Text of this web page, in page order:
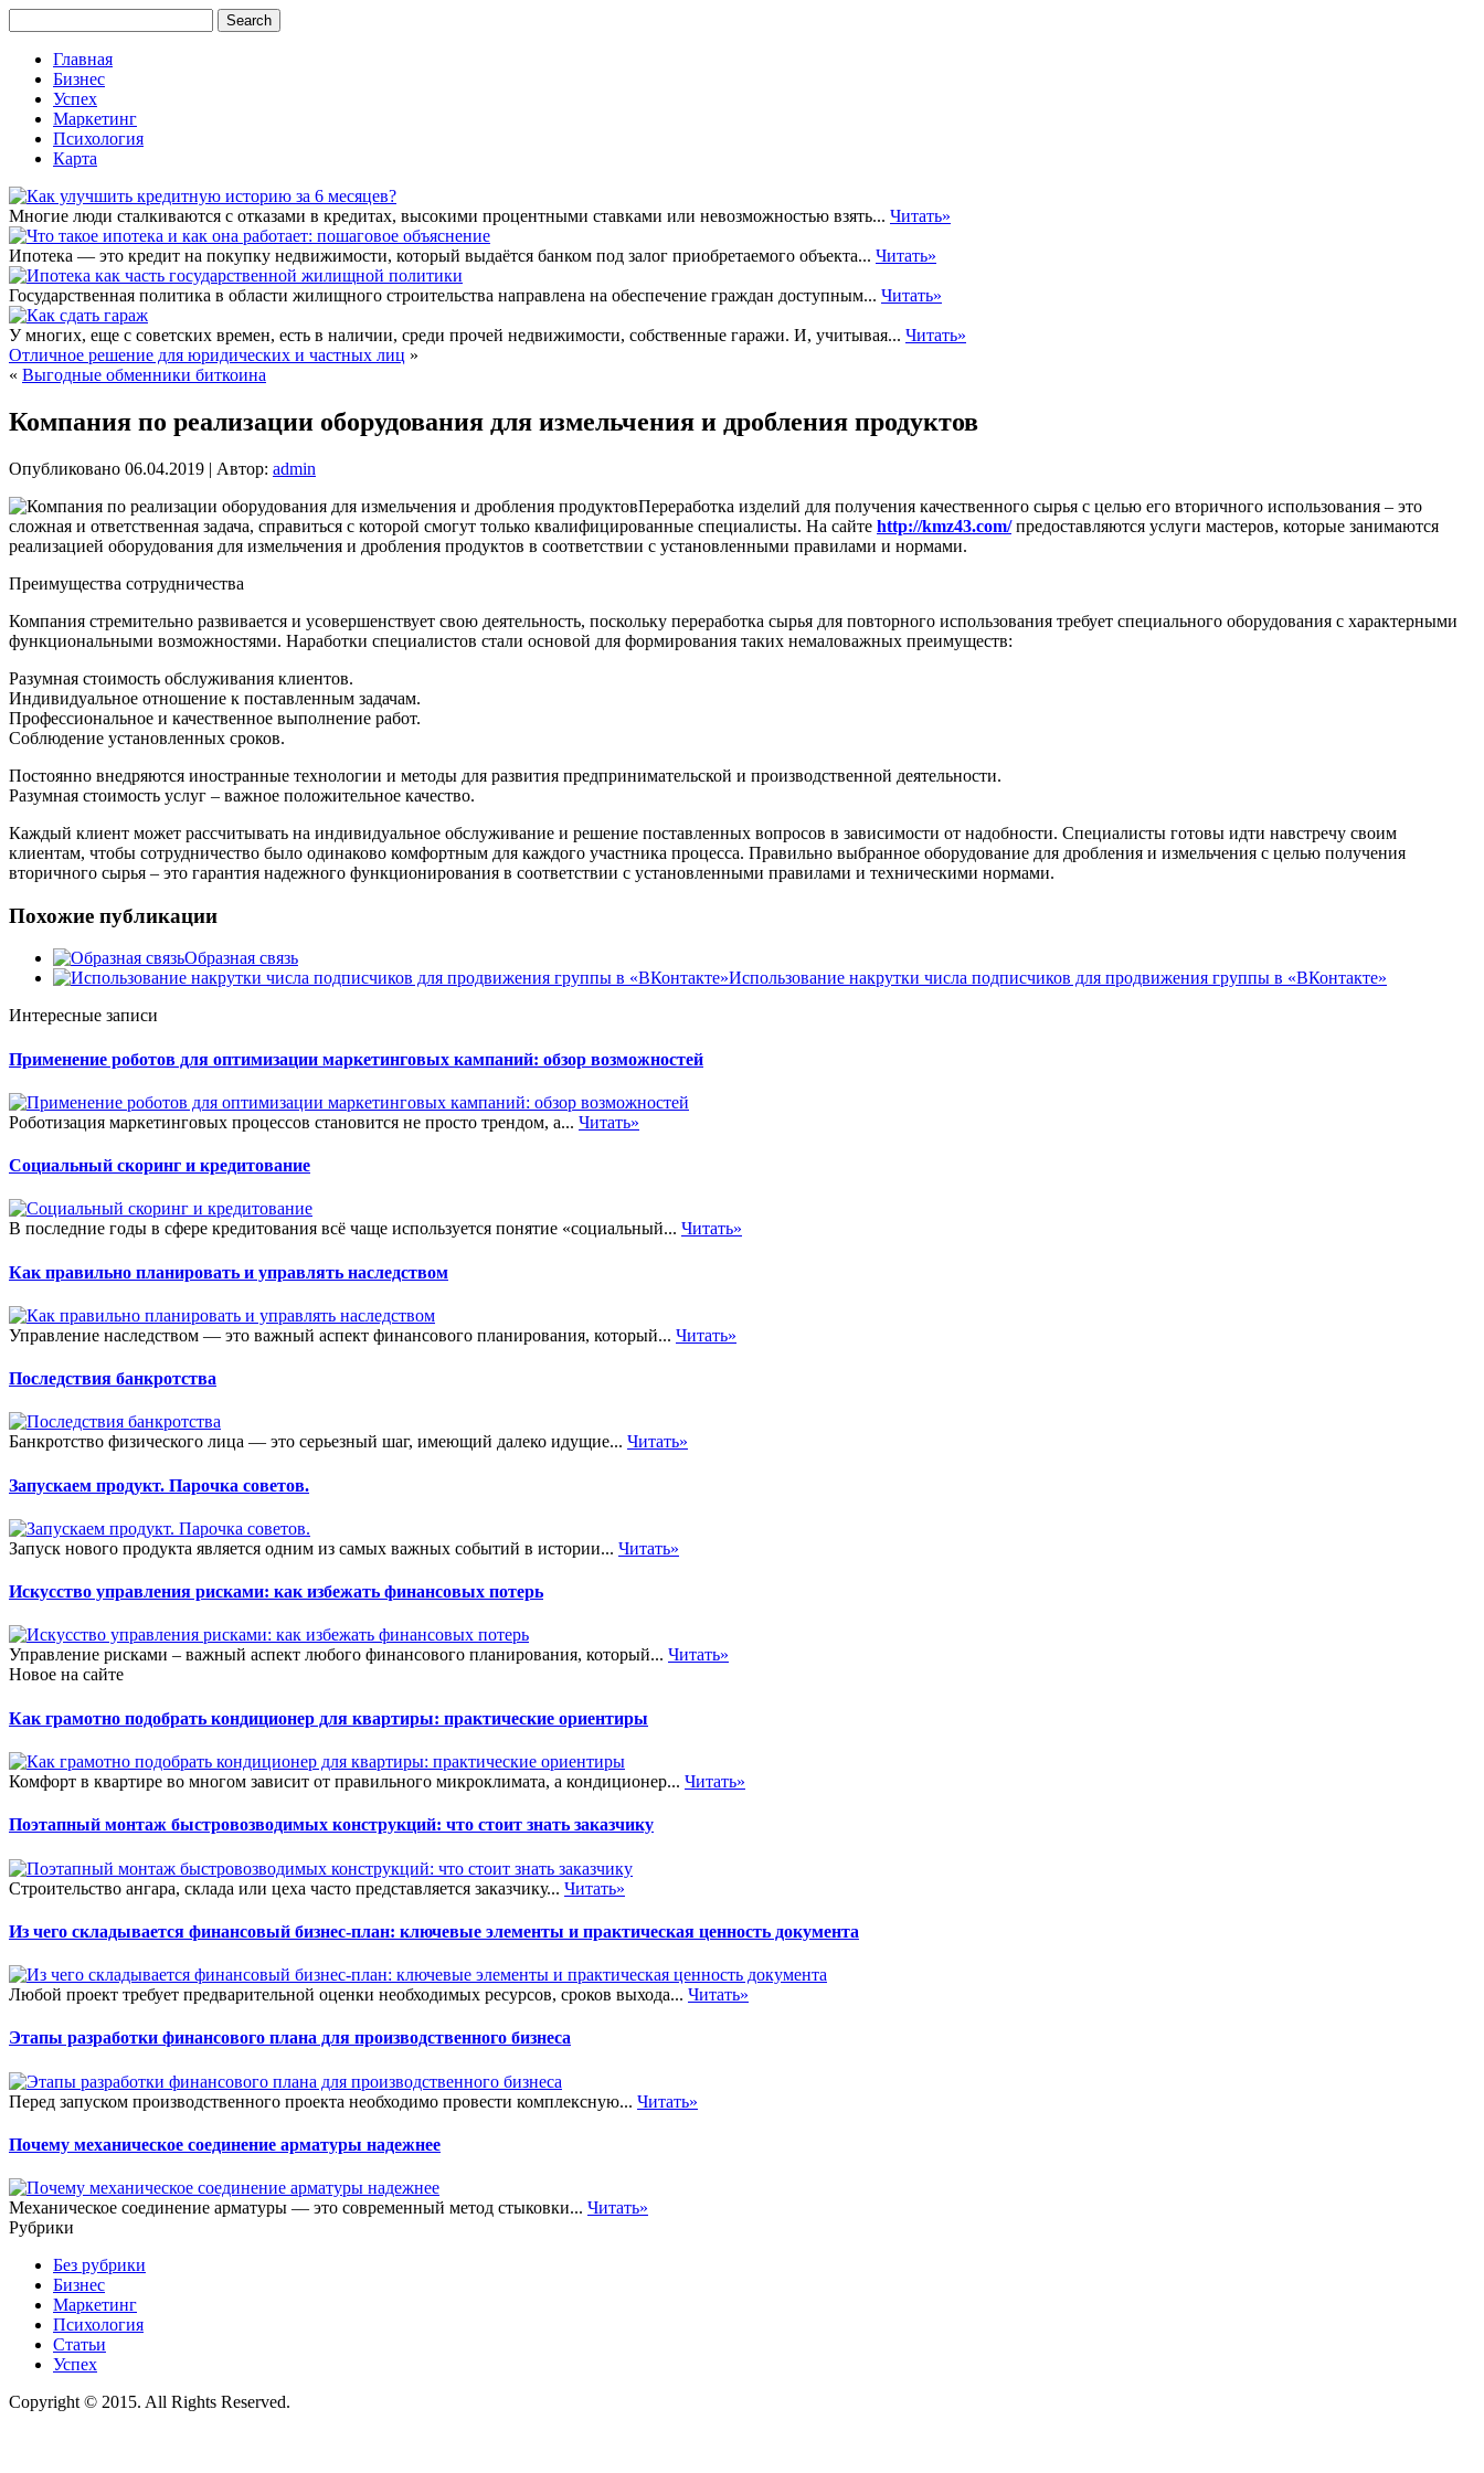
Главная
Бизнес
Успех
Маркетинг
Психология
Карта
Многие люди сталкиваются с отказами в кредитах, высокими процентными ставками или невозможностью взять... Читать»
Ипотека — это кредит на покупку недвижимости, который выдаётся банком под залог приобретаемого объекта... Читать»
Государственная политика в области жилищного строительства направлена на обеспечение граждан доступным... Читать»
У многих, еще с советских времен, есть в наличии, среди прочей недвижимости, собственные гаражи. И, учитывая... Читать»
Отличное решение для юридических и частных лиц »
« Выгодные обменники биткоина
Компания по реализации оборудования для измельчения и дробления продуктов
Опубликовано 06.04.2019 | Автор: admin
Переработка изделий для получения качественного сырья с целью его вторичного использования – это
сложная и ответственная задача, справиться с которой смогут только квалифицированные специалисты. На сайте http://kmz43.com/предоставляются услуги мастеров, которые занимаются
реализацией оборудования для измельчения и дробления продуктов в соответствии с установленными правилами и нормами.
Преимущества сотрудничества
Компания стремительно развивается и усовершенствует свою деятельность, поскольку переработка сырья для повторного использования требует специального оборудования с характерными
функциональными возможностями. Наработки специалистов стали основой для формирования таких немаловажных преимуществ:
Разумная стоимость обслуживания клиентов.
Индивидуальное отношение к поставленным задачам.
Профессиональное и качественное выполнение работ.
Соблюдение установленных сроков.
Постоянно внедряются иностранные технологии и методы для развития предпринимательской и производственной деятельности.
Разумная стоимость услуг – важное положительное качество.
Каждый клиент может рассчитывать на индивидуальное обслуживание и решение поставленных вопросов в зависимости от надобности. Специалисты готовы идти навстречу своим
клиентам, чтобы сотрудничество было одинаково комфортным для каждого участника процесса. Правильно выбранное оборудование для дробления и измельчения с целью получения
вторичного сырья – это гарантия надежного функционирования в соответствии с установленными правилами и техническими нормами.
Похожие публикации
Образная связь
Использование накрутки числа подписчиков для продвижения группы в «ВКонтакте»
Интересные записи
Применение роботов для оптимизации маркетинговых кампаний: обзор возможностей
Роботизация маркетинговых процессов становится не просто трендом, а... Читать»
Социальный скоринг и кредитование
В последние годы в сфере кредитования всё чаще используется понятие «социальный... Читать»
Как правильно планировать и управлять наследством
Управление наследством — это важный аспект финансового планирования, который... Читать»
Последствия банкротства
Банкротство физического лица — это серьезный шаг, имеющий далеко идущие... Читать»
Запускаем продукт. Парочка советов.
Запуск нового продукта является одним из самых важных событий в истории... Читать»
Искусство управления рисками: как избежать финансовых потерь
Управление рисками – важный аспект любого финансового планирования, который... Читать»
Новое на сайте
Как грамотно подобрать кондиционер для квартиры: практические ориентиры
Комфорт в квартире во многом зависит от правильного микроклимата, а кондиционер... Читать»
Поэтапный монтаж быстровозводимых конструкций: что стоит знать заказчику
Строительство ангара, склада или цеха часто представляется заказчику... Читать»
Из чего складывается финансовый бизнес-план: ключевые элементы и практическая ценность документа
Любой проект требует предварительной оценки необходимых ресурсов, сроков выхода... Читать»
Этапы разработки финансового плана для производственного бизнеса
Перед запуском производственного проекта необходимо провести комплексную... Читать»
Почему механическое соединение арматуры надежнее
Механическое соединение арматуры — это современный метод стыковки... Читать»
Рубрики
Без рубрики
Бизнес
Маркетинг
Психология
Статьи
Успех
Copyright © 2015. All Rights Reserved.